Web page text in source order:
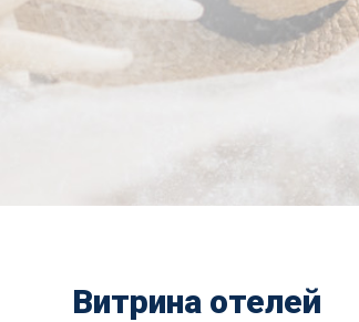
Витрина отелей